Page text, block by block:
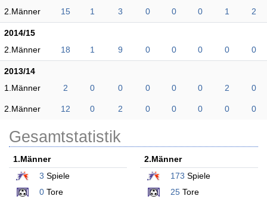
2.Männer
15 1 3 0 0 0 1 2
2014/15
2.Männer
18 1 9 0 0 0 0 0
2013/14
1.Männer
2 0 0 0 0 0 2 0
2.Männer 12 0 2 0 0 0 0 0
Gesamtstatistik
1.Männer
3 Spiele
0 Tore
2.Männer
173 Spiele
25Tore